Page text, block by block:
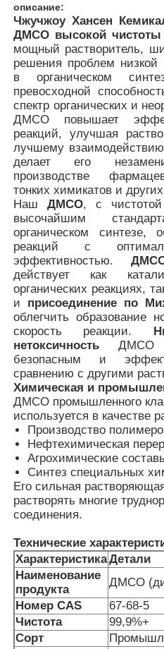
Домой
Продукты
Видеозаписи
О нас
Экскурсия по заводу
Контроль качества
Запросите цитату
Порошок MSM
МСМ
Сульфон MSM этанный
описание:
Чжучжоу Хансен
ДМСО высокой чистоты
мощный растворитель,
решения проблем низкой
в органическом
превосходной
спектр органических и
ДМСО повышает
реакций, улучшая
лучшему
делает его
производстве
тонких химикатов и
НашДМСО, с чистотой
высочайшим
органическом синтезе,
реакций с
эффективностью.
действует как
органических реакциях,
и присоединение по
облегчить образование
скорость реакции.
нетоксичность ДМСО
безопасным и
сравнению с другими
Химическая и
ДМСО промышленного
используется в качестве
Производство
Нефтехимическая
Агрохимические
Синтез специальных
Его сильная
растворять многие
соединения.
Технические
ХарактеристикаДетали
Наименование
продукта
ДМСО
Номер CAS
67-68-5
Чистота
99,9%+
Сорт